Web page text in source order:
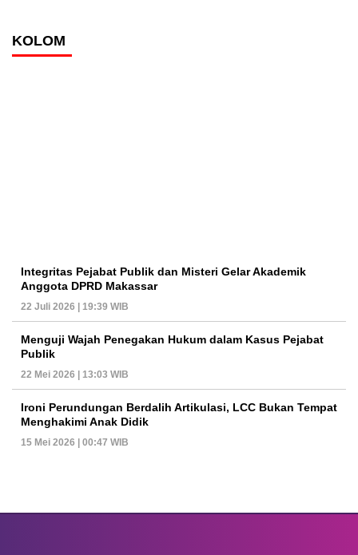
KOLOM
Integritas Pejabat Publik dan Misteri Gelar Akademik
Anggota DPRD Makassar
22 Juli 2026 | 19:39 WIB
Menguji Wajah Penegakan Hukum dalam Kasus Pejabat
Publik
22 Mei 2026 | 13:03 WIB
Ironi Perundungan Berdalih Artikulasi, LCC Bukan Tempat
Menghakimi Anak Didik
15 Mei 2026 | 00:47 WIB